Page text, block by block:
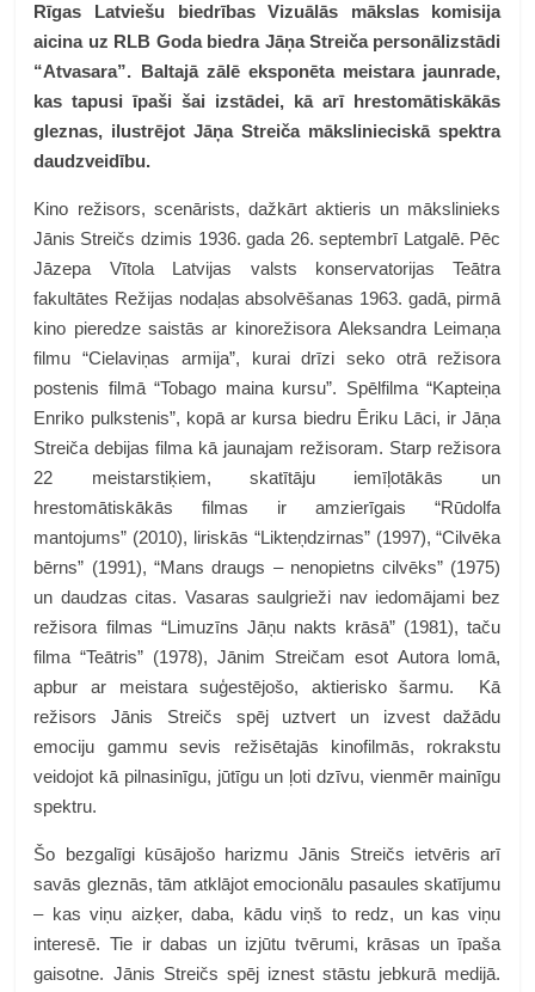
Rīgas Latviešu biedrības Vizuālās mākslas komisija
aicina uz RLB Goda biedra Jāņa Streiča personālizstādi
“Atvasara”. Baltajā zālē eksponēta meistara jaunrade,
kas tapusi īpaši šai izstādei, kā arī hrestomātiskākās
gleznas, ilustrējot Jāņa Streiča mākslinieciskā spektra
daudzveidību.
Kino režisors, scenārists, dažkārt aktieris un mākslinieks
Jānis Streičs dzimis 1936. gada 26. septembrī Latgalē. Pēc
Jāzepa Vītola Latvijas valsts konservatorijas Teātra
fakultātes Režijas nodaļas absolvēšanas 1963. gadā, pirmā
kino pieredze saistās ar kinorežisora Aleksandra Leimaņa
filmu “Cielaviņas armija”, kurai drīzi seko otrā režisora
postenis filmā “Tobago maina kursu”. Spēlfilma “Kapteiņa
Enriko pulkstenis”, kopā ar kursa biedru Ēriku Lāci, ir Jāņa
Streiča debijas filma kā jaunajam režisoram. Starp režisora
22 meistarstiķiem, skatītāju iemīļotākās un
hrestomātiskākās filmas ir amzierīgais “Rūdolfa
mantojums” (2010), liriskās “Likteņdzirnas” (1997), “Cilvēka
bērns” (1991), “Mans draugs – nenopietns cilvēks” (1975)
un daudzas citas. Vasaras saulgrieži nav iedomājami bez
režisora filmas “Limuzīns Jāņu nakts krāsā” (1981), taču
filma “Teātris” (1978), Jānim Streičam esot Autora lomā,
apbur ar meistara suģestējošo, aktierisko šarmu. Kā
režisors Jānis Streičs spēj uztvert un izvest dažādu
emociju gammu sevis režisētajās kinofilmās, rokrakstu
veidojot kā pilnasinīgu, jūtīgu un ļoti dzīvu, vienmēr mainīgu
spektru.
Šo bezgalīgi kūsājošo harizmu Jānis Streičs ietvēris arī
savās gleznās, tām atklājot emocionālu pasaules skatījumu
– kas viņu aizķer, daba, kādu viņš to redz, un kas viņu
interesē. Tie ir dabas un izjūtu tvērumi, krāsas un īpaša
gaisotne. Jānis Streičs spēj iznest stāstu jebkurā medijā.